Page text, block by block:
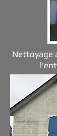
Nettoyage